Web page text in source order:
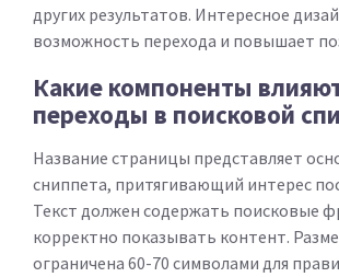
других результатов. Интересное
возможность перехода и повышает
Какие компоненты
переходы в поисковой
Название страницы представляет
сниппета, притягивающий интерес
Текст должен содержать поисковые
корректно показывать контент.
ограничена 60-70 символами для